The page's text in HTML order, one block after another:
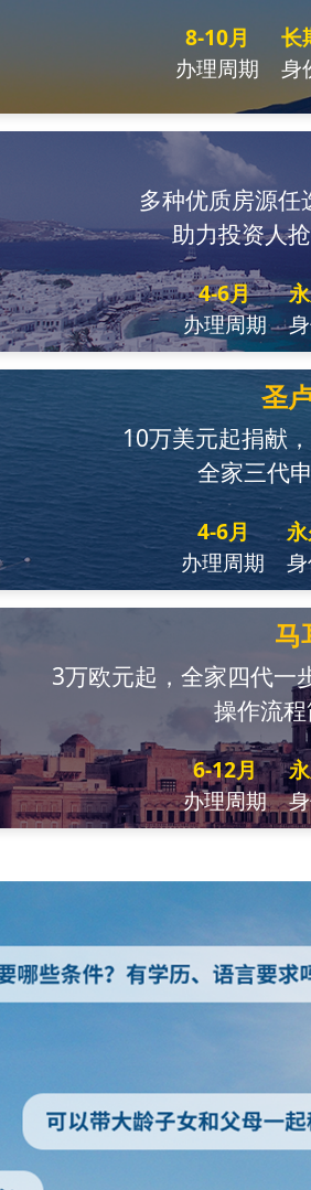
8-10月
办理周期
长
身
多种优质房源
助力投资人
4-6月
办理周期
圣
10万美元起捐献
全家三代
4-6月
办理周期
马
3万欧元起，全家四代一
操作流
6-12月
办理周期